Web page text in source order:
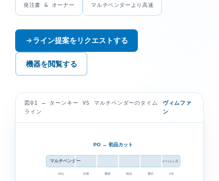
発注書 & オーナー マルチベンダーより高速
ライン提案をリクエストする
機器を閲覧する
図01 — ターンキー VS マルチベンダーのタイム
ライン
ヴィムファ
ン
マルチベンダー 6〜12ヶ月
RFQ 仕様 構築 統合. 委託. FAT
PO → 初品カット